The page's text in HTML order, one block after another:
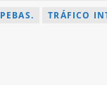
TRÁFICO